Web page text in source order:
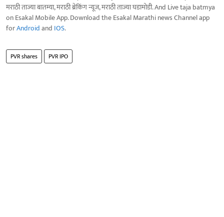
मराठी ताज्या बातम्या, मराठी ब्रेकिंग न्यूज, मराठी ताज्या घडामोडी. And Live taja batmya
on Esakal Mobile App. Download the Esakal Marathi news Channel app
forAndroidand IOS.
PVR shares PVR IPO